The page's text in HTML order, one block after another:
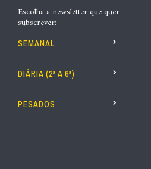
Escolha a newsletter que quer
subscrever:
SEMANAL
DIÁRIA (2ª A 6ª)
PESADOS